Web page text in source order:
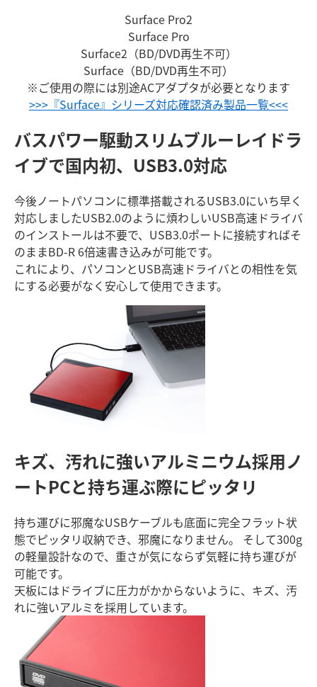
Surface Pro2
Surface Pro
Surface2（BD/DVD再生不可）
Surface（BD/DVD再生不可）
※ご使用の際には別途ACアダプタが必要となります
>>>『Surface』シリーズ対応確認済み製品一覧<<<
バスパワー駆動スリムブルーレイドラ
イブで国内初、USB3.0対応
今後ノートパソコンに標準搭載されるUSB3.0にいち早く
対応しましたUSB2.0のように煩わしいUSB高速ドライバ
のインストールは不要で、USB3.0ポートに接続すればそ
のままBD-R 6倍速書き込みが可能です。
これにより、パソコンとUSB高速ドライバとの相性を気
にする必要がなく安心して使用できます。
キズ、汚れに強いアルミニウム採用ノ
ートPCと持ち運ぶ際にピッタリ
持ち運びに邪魔なUSBケーブルも底面に完全フラット状
態でピッタリ収納でき、邪魔になりません。 そして300g
の軽量設計なので、重さが気にならず気軽に持ち運びが
可能です。
天板にはドライブに圧力がかからないように、キズ、汚
れに強いアルミを採用しています。